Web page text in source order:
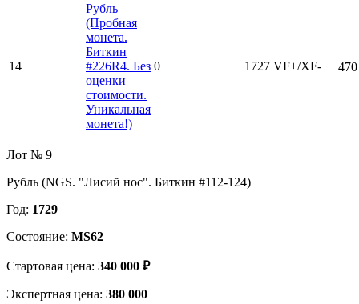
14
Рубль
(Пробная
монета.
Биткин
#226R4. Без
оценки
стоимости.
Уникальная
монета!)
0 1727 VF+/XF-
Лот № 9
Рубль (NGS. "Лисий нос". Биткин #112-124)
Год: 1729
Состояние: MS62
Стартовая цена: 340 000 ₽
Экспертная цена: 380 000